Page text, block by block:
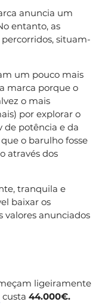
anuncia um
entanto, as
situam-
um pouco mais
marca porque o
o mais
por explorar o
de potência e da
o barulho fosse
através dos
tranquila e
baixar os
valores anunciados
ligeiramente
custa 44.000€.